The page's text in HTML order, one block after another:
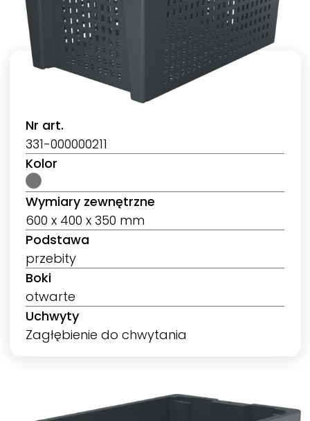
Nr art.
331-000000211
Kolor
Wymiary zewnętrzne
600 x 400 x 350 mm
Podstawa
przebity
Boki
otwarte
Uchwyty
Zagłębienie do chwytania